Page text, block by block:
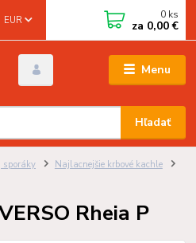
Menu
EUR
Hľadať
0 ks
za 0,00 €
sporáky
Najlacnejšie krbové kachle
Rheia P